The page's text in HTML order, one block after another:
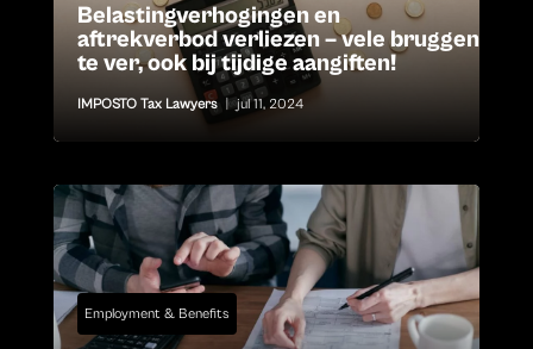
Belastingverhogingen en
aftrekverbod verliezen – vele bruggen
te ver, ook bij tijdige aangiften!
IMPOSTO Tax Lawyers | jul 11, 2024
Employment & Benefits